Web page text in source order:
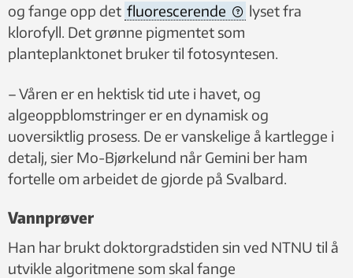
og fange opp det fluorescerende
lyset fra
klorofyll. Det grønne pigmentet som
planteplanktonet bruker til fotosyntesen.
– Våren er en hektisk tid ute i havet, og
algeoppblomstringer er en dynamisk og
uoversiktlig prosess. De er vanskelige å kartlegge i
detalj, sier Mo-Bjørkelund når Gemini ber ham
fortelle om arbeidet de gjorde på Svalbard.
Vannprøver
Han har brukt doktorgradstiden sin ved NTNU til å
utvikle algoritmene som skal fange